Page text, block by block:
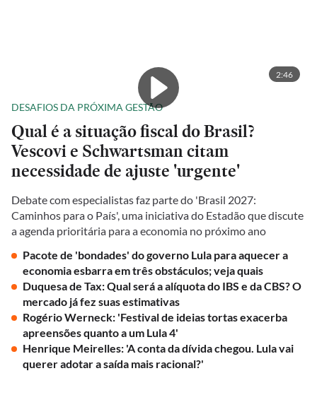
2:46
DESAFIOS DA PRÓXIMA GESTÃO
Qual é a situação fiscal do Brasil?
Vescovi e Schwartsman citam
necessidade de ajuste 'urgente'
Debate com especialistas faz parte do 'Brasil 2027:
Caminhos para o País', uma iniciativa do Estadão que discute
a agenda prioritária para a economia no próximo ano
Pacote de 'bondades' do governo Lula para aquecer a
economia esbarra em três obstáculos; veja quais
Duquesa de Tax: Qual será a alíquota do IBS e da CBS? O
mercado já fez suas estimativas
Rogério Werneck: 'Festival de ideias tortas exacerba
apreensões quanto a um Lula 4'
Henrique Meirelles: 'A conta da dívida chegou. Lula vai
querer adotar a saída mais racional?'